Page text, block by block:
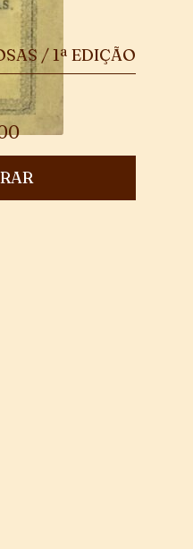
/ 1ª EDIÇÃO